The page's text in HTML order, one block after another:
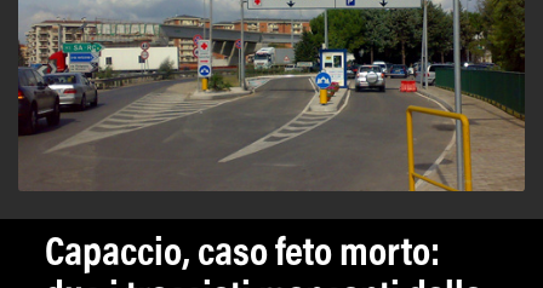
Capaccio, caso feto morto: